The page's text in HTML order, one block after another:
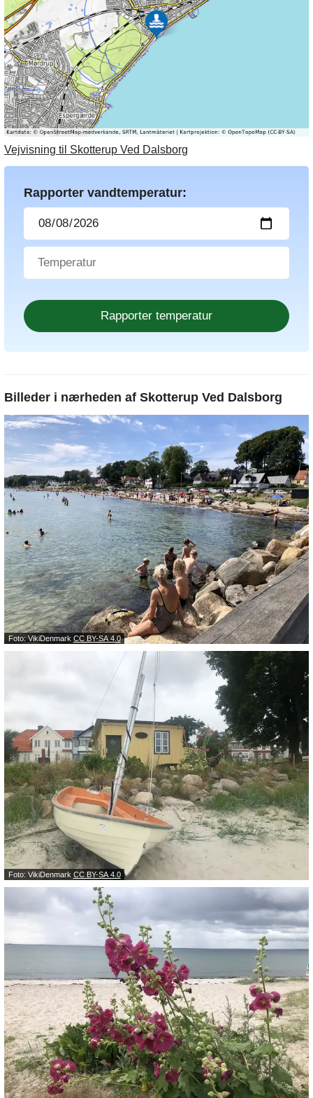
Vejvisning til Skotterup Ved Dalsborg
Rapporter vandtemperatur:
Billeder i nærheden af Skotterup Ved Dalsborg
Foto: VikiDenmark CC BY-SA 4.0
Foto: VikiDenmark CC BY-SA 4.0